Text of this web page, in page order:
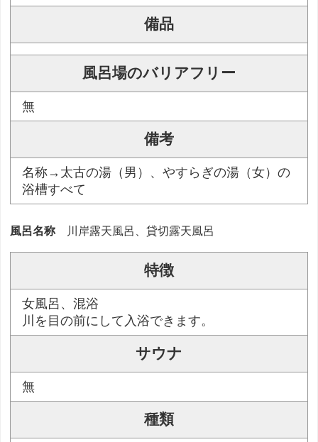
備品
風呂場のバリアフリー
無
備考
名称→太古の湯（男）、やすらぎの湯（女）の
浴槽すべて
風呂名称 川岸露天風呂、貸切露天風呂
特徴
女風呂、混浴
川を目の前にして入浴できます。
サウナ
無
種類